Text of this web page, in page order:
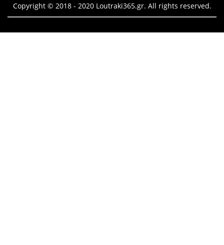
Copyright © 2018 - 2020 Loutraki365.gr. All rights reserved.